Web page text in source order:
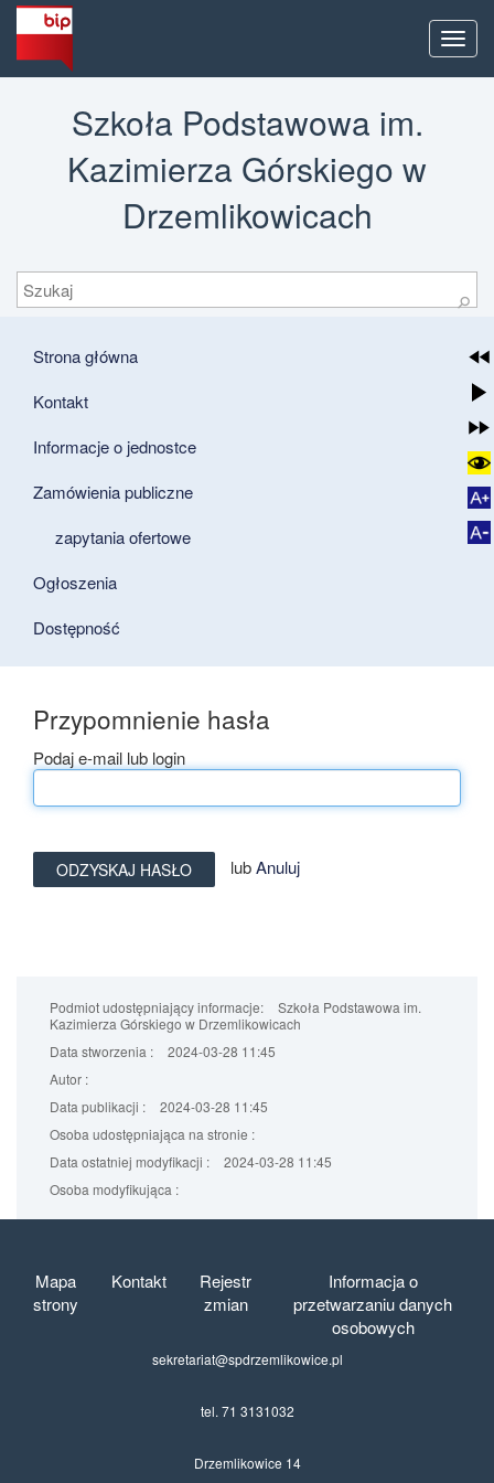
Menu
Szkoła Podstawowa im.
Kazimierza Górskiego w
Drzemlikowicach
Szukaj
⚲
Strona główna
Kontakt
Informacje o jednostce
Zamówienia publiczne
zapytania ofertowe
Ogłoszenia
Dostępność
Przypomnienie hasła
Podaj e-mail lub login
lubAnuluj
Podmiot udostępniający informacje:
Szkoła Podstawowa im.
Kazimierza Górskiego w Drzemlikowicach
Data stworzenia :
2024-03-28 11:45
Autor :
Data publikacji :
2024-03-28 11:45
Osoba udostępniająca na stronie :
Data ostatniej modyfikacji :
2024-03-28 11:45
Osoba modyfikująca :
Mapa
strony
Kontakt
Rejestr
zmian
Informacja o
przetwarzaniu danych
osobowych
sekretariat@spdrzemlikowice.pl
tel. 71 3131032
Drzemlikowice 14